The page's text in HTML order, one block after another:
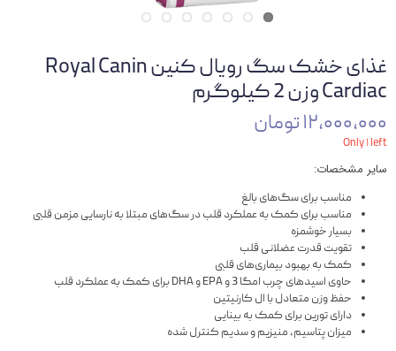
غذای خشک سگ رویال کنین Royal Canin
Cardiac وزن 2 کیلوگرم
۱۲,۰۰۰,۰۰۰ تومان
Only ۱ left
سایر مشخصات:
مناسب برای سگ‌های بالغ
مناسب برای کمک به عملکرد قلب در سگ‌های مبتلا به نارسایی مزمن قلبی
بسیار خوشمزه
تقویت قدرت عضلانی قلب
کمک به بهبود بیماری‌های قلبی
حاوی اسیدهای چرب امگا 3 و EPA و DHA برای کمک به عملکرد قلب
حفظ وزن متعادل با ال کارنیتین
دارای تورین برای کمک به بینایی
میزان پتاسیم، منیزیم و سدیم کنترل شده